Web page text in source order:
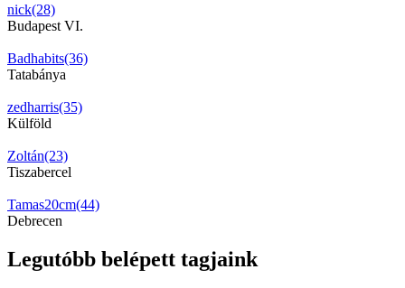
nick(28)
Budapest VI.
Badhabits(36)
Tatabánya
zedharris(35)
Külföld
Zoltán(23)
Tiszabercel
Tamas20cm(44)
Debrecen
Legutóbb belépett tagjaink